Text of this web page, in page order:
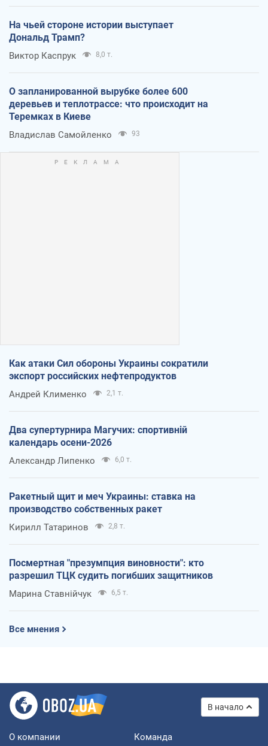
На чьей стороне истории выступает
Дональд Трамп?
Виктор Каспрук 8,0 т.
О запланированной вырубке более 600
деревьев и теплотрассе: что происходит на
Теремках в Киеве
Владислав Самойленко 93
Как атаки Сил обороны Украины сократили
экспорт российских нефтепродуктов
Андрей Клименко 2,1 т.
Два супертурнира Магучих: спортивній
календарь осени-2026
Александр Липенко 6,0 т.
Ракетный щит и меч Украины: ставка на
производство собственных ракет
Кирилл Татаринов 2,8 т.
Посмертная "презумпция виновности": кто
разрешил ТЦК судить погибших защитников
Марина Ставнійчук 6,5 т.
Все мнения
В начало
О компании Команда